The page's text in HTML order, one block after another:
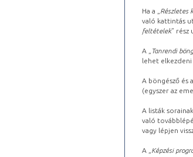
Ha a „ Részletes
való kattintás
feltételek” rész
A „ Tanrendi
lehet elkezdeni
A böngésző és
(egyszer az
A listák
való
vagy lépjen
A „ Képzési